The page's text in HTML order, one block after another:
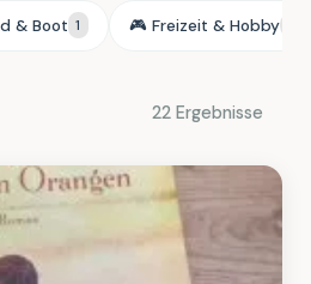
& Boot 1 🎮 Freizeit & Hobby
22 Ergebnisse